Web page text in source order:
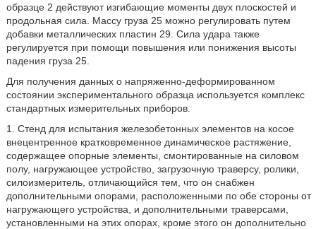
образце 2 действуют изгибающие моменты двух плоскостей и
продольная сила. Массу груза 25 можно регулировать путем
добавки металлических пластин 29. Сила удара также
регулируется при помощи повышения или понижения высоты
падения груза 25.
Для получения данных о напряженно-деформированном
состоянии экспериментального образца используется комплекс
стандартных измерительных приборов.
1. Стенд для испытания железобетонных элементов на косое
внецентренное кратковременное динамическое растяжение,
содержащее опорные элементы, смонтированные на силовом
полу, нагружающее устройство, загрузочную траверсу, ролики,
силоизмеритель, отличающийся тем, что он снабжен
дополнительными опорами, расположенными по обе стороны от
нагружающего устройства, и дополнительными траверсами,
установленными на этих опорах, кроме этого он дополнительно